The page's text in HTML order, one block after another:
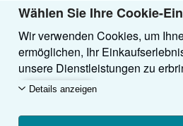
Wählen Sie Ihre Cookie-
Wir verwenden Cookies, um
ermöglichen, Ihr
unsere Dienstleistungen zu
verwenden wir Cookies, um
Erfassung von Website-
Details anzeigen
Sammlungen
Nutzerkonto
Meine Bestellungen
Warenkorb
Verkäufer werden
Partnerprogramm
Empfehlen Sie einen Verkäufer
Über uns
Über uns / Impressum
Presse
Karriere
Datenschutzerklärung
Hilfe
Hilfebereich
Kundenservice
Weitere AbeBooks Unternehmen
AbeBooks.com
AbeBooks.co.uk
AbeBooks folgen